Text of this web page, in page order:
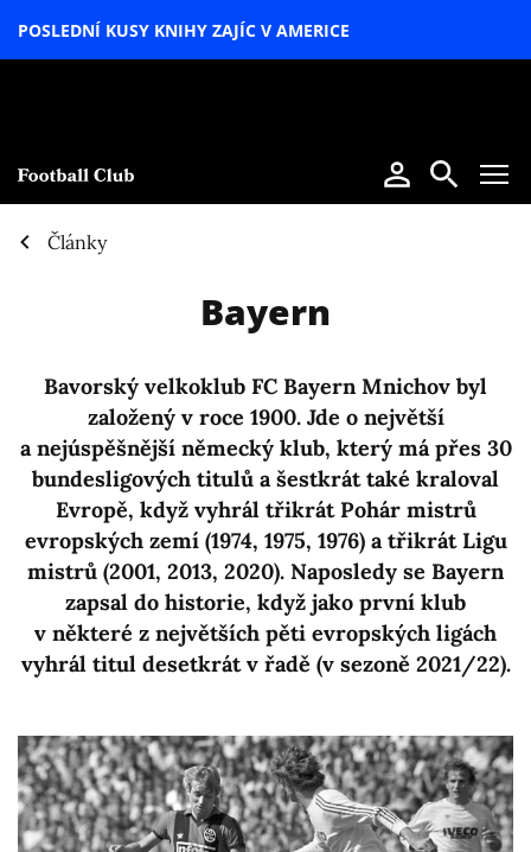
POSLEDNÍ KUSY KNIHY ZAJÍC V AMERICE
Články
Bayern
Bavorský velkoklub FC Bayern Mnichov byl
založený v roce 1900. Jde o největší
a nejúspěšnější německý klub, který má přes 30
bundesligových titulů a šestkrát také kraloval
Evropě, když vyhrál třikrát Pohár mistrů
evropských zemí (1974, 1975, 1976) a třikrát Ligu
mistrů (2001, 2013, 2020). Naposledy se Bayern
zapsal do historie, když jako první klub
v některé z největších pěti evropských ligách
vyhrál titul desetkrát v řadě (v sezoně 2021/22).